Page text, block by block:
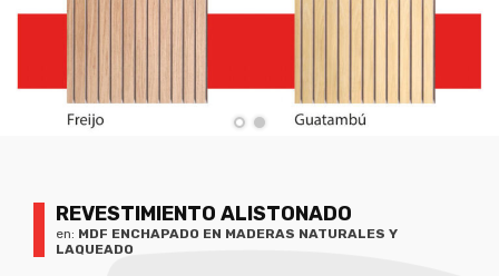
REVESTIMIENTO ALISTONADO
en: MDF ENCHAPADO EN MADERAS NATURALES Y
LAQUEADO